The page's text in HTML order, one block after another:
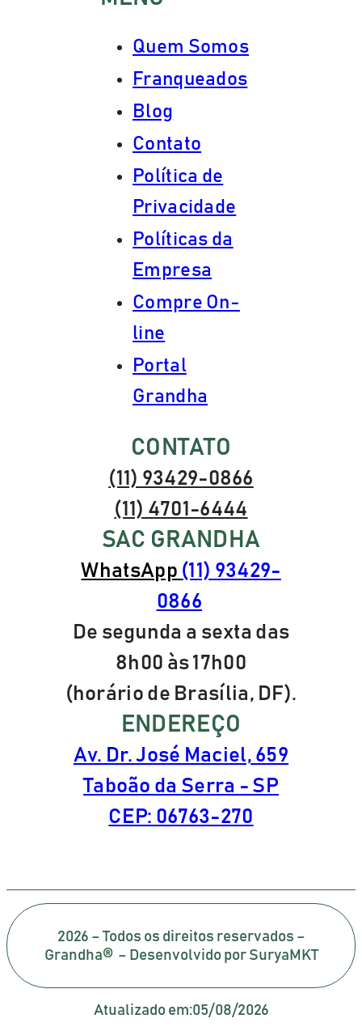
Quem Somos
Franqueados
Blog
Contato
Política de
Privacidade
Políticas da
Empresa
Compre On-
line
Portal
Grandha
CONTATO
(11) 93429-0866
(11) 4701-6444
SAC GRANDHA
WhatsApp (11) 93429-
0866
De segunda a sexta das
8h00 às 17h00
(horário de Brasília, DF).
ENDEREÇO
Av. Dr. José Maciel, 659
Taboão da Serra - SP
CEP: 06763-270
2026 – Todos os direitos reservados –
Grandha® – Desenvolvido por SuryaMKT
Atualizado em:05/08/2026